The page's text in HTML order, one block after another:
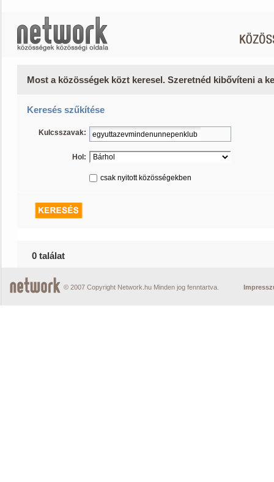
Most a közösségek közt keresel. Szeretnéd kibővíteni a
Keresés szűkítése
Kulcsszavak:
Hol:
csak nyitott közösségekben
0 találat
© 2007 Copyright Network.hu Minden jog fenntartva.